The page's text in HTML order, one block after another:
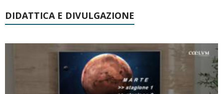
DIDATTICA E DIVULGAZIONE